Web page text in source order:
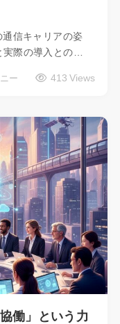
信キャリアの姿
実際の導入との…
ー 413 Views
働」という力